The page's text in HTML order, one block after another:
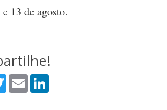
13 de agosto.
TwitterEmail